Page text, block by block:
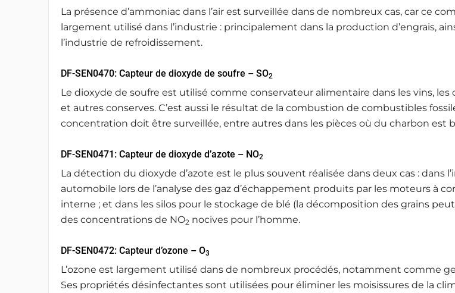
La présence d’ammoniac dans l’air est surveillée dans de nombreux cas, car ce
largement utilisé dans l’industrie : principalement dans la production d’engrais,
l’industrie de refroidissement.
DF-SEN0470: Capteur de dioxyde de soufre – SO2
Le dioxyde de soufre est utilisé comme conservateur alimentaire dans les vins, les
et autres conserves. C’est aussi le résultat de la combustion de combustibles
concentration doit être surveillée, entre autres dans les pièces où du charbon est
DF-SEN0471: Capteur de dioxyde d’azote – NO2
La détection du dioxyde d’azote est le plus souvent réalisée dans deux cas : dans
automobile lors de l’analyse des gaz d’échappement produits par les moteurs à
interne ; et dans les silos pour le stockage de blé (la décomposition des grains
des concentrations de NO2 nocives pour l’homme.
DF-SEN0472: Capteur d’ozone – O3
L’ozone est largement utilisé dans de nombreux procédés, notamment comme
Ses propriétés désinfectantes sont utilisées pour éliminer les moisissures de la